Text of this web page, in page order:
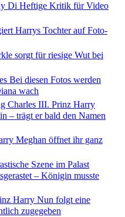
Di Heftige Kritik für Video
Harrys Tochter auf Foto-
sorgt für riesige Wut bei
Bei diesen Fotos werden
wach
Charles III. Prinz Harry
– trägt er bald den Namen
Meghan öffnet ihr ganz
Szene im Palast
– Königin musste
Harry Nun folgt eine
zugegeben